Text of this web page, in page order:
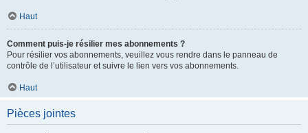
Haut
Comment puis-je résilier mes abonnements ?
Pour résilier vos abonnements, veuillez vous rendre dans le panneau de
contrôle de l’utilisateur et suivre le lien vers vos abonnements.
Haut
Pièces jointes